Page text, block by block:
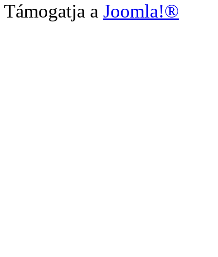
Támogatja a Joomla!®